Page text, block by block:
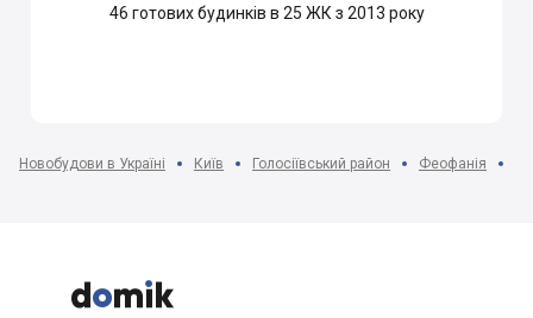
46 готових будинків в 25 ЖК з 2013 року
Новобудови в Україні Київ Голосіївський район Феофанія


